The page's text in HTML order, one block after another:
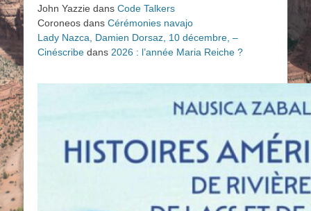
John Yazzie dans Code Talkers
Coroneos dans Cérémonies navajo
Lady Nazca, Damien Dorsaz, 10 décembre, –
Cinéscribe dans 2026 : l’année Maria Reiche ?